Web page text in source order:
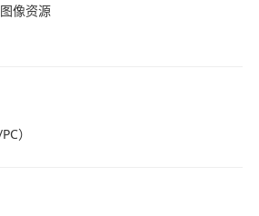
像资源
）